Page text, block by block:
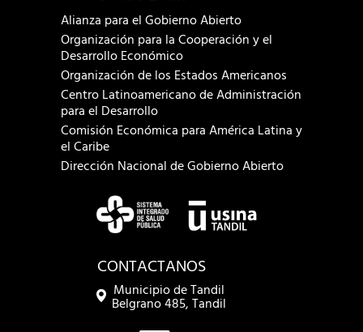
Alianza para el Gobierno Abierto
Organización para la Cooperación y el
Desarrollo Económico
Organización de los Estados Americanos
Centro Latinoamericano de Administración
para el Desarrollo
Comisión Económica para América Latina y
el Caribe
Dirección Nacional de Gobierno Abierto
CONTACTANOS
Municipio de Tandil
Belgrano 485, Tandil